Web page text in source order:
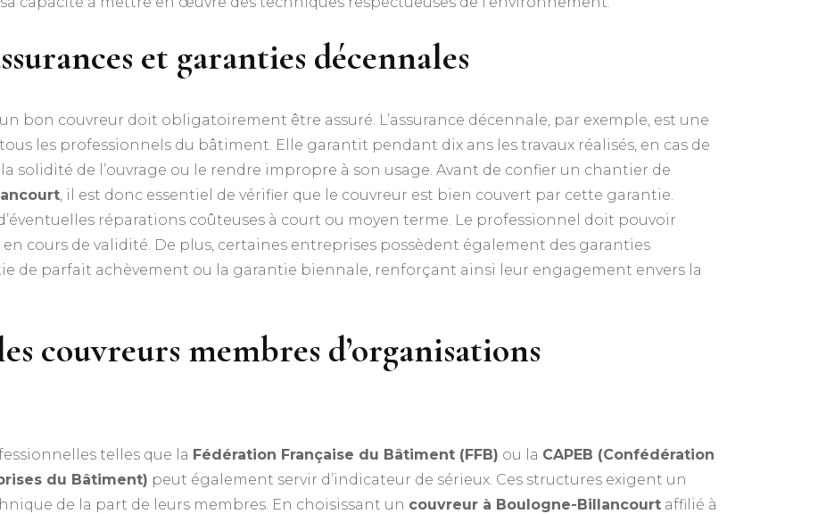
et garanties décennales
un bon couvreur doit obligatoirement être assuré. L’assurance décennale, par exemple, est une
les professionnels du bâtiment. Elle garantit pendant dix ans les travaux réalisés, en cas de
solidité de l’ouvrage ou le rendre impropre à son usage. Avant de confier un chantier de
, il est donc essentiel de vérifier que le couvreur est bien couvert par cette garantie.
réparations coûteuses à court ou moyen terme. Le professionnel doit pouvoir
cours de validité. De plus, certaines entreprises possèdent également des garanties
de parfait achèvement ou la garantie biennale, renforçant ainsi leur engagement envers la
couvreurs membres d’organisations
telles que la Fédération Française du Bâtiment (FFB) ou la CAPEB (Confédération
du Bâtiment) peut également servir d’indicateur de sérieux. Ces structures exigent un
de la part de leurs membres. En choisissant un couvreur à Boulogne-Billancourt affilié à